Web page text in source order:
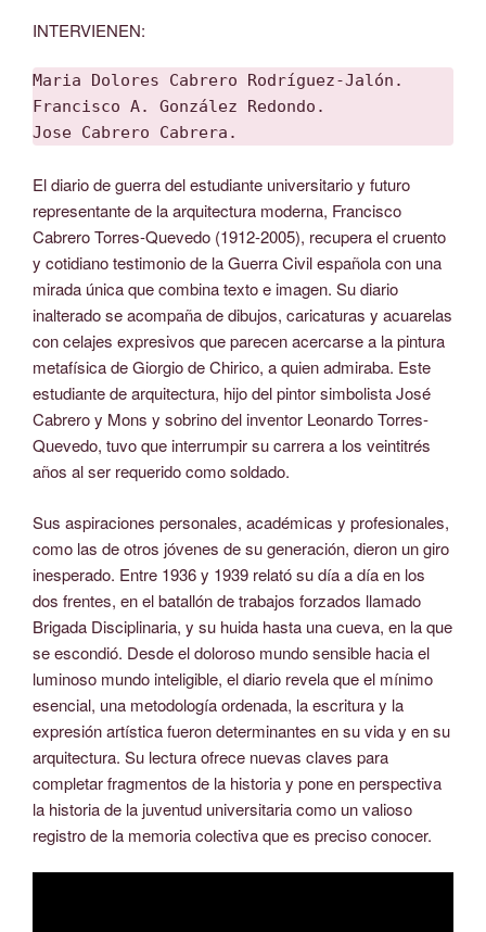
INTERVIENEN:
Maria Dolores Cabrero Rodríguez-Jalón.
Francisco A. González Redondo.
Jose Cabrero Cabrera.
El diario de guerra del estudiante universitario y futuro
representante de la arquitectura moderna, Francisco
Cabrero Torres-Quevedo (1912-2005), recupera el cruento
y cotidiano testimonio de la Guerra Civil española con una
mirada única que combina texto e imagen. Su diario
inalterado se acompaña de dibujos, caricaturas y acuarelas
con celajes expresivos que parecen acercarse a la pintura
metafísica de Giorgio de Chirico, a quien admiraba. Este
estudiante de arquitectura, hijo del pintor simbolista José
Cabrero y Mons y sobrino del inventor Leonardo Torres-
Quevedo, tuvo que interrumpir su carrera a los veintitrés
años al ser requerido como soldado.
Sus aspiraciones personales, académicas y profesionales,
como las de otros jóvenes de su generación, dieron un giro
inesperado. Entre 1936 y 1939 relató su día a día en los
dos frentes, en el batallón de trabajos forzados llamado
Brigada Disciplinaria, y su huida hasta una cueva, en la que
se escondió. Desde el doloroso mundo sensible hacia el
luminoso mundo inteligible, el diario revela que el mínimo
esencial, una metodología ordenada, la escritura y la
expresión artística fueron determinantes en su vida y en su
arquitectura. Su lectura ofrece nuevas claves para
completar fragmentos de la historia y pone en perspectiva
la historia de la juventud universitaria como un valioso
registro de la memoria colectiva que es preciso conocer.